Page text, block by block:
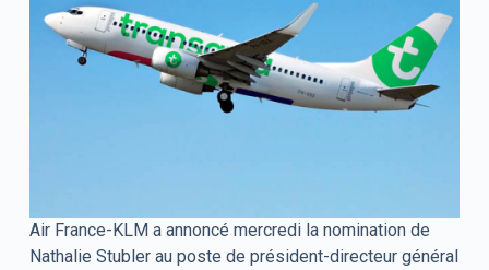
Air France-KLM a annoncé mercredi la nomination de
Nathalie Stubler au poste de président-directeur général